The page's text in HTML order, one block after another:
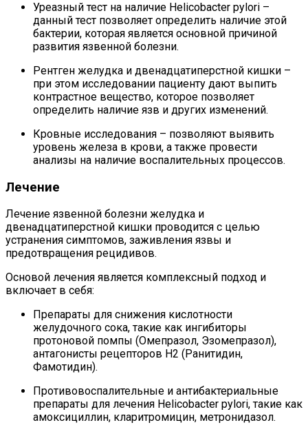
Уреазный тест на наличие Helicobacter pylori –
данный тест позволяет определить наличие этой
бактерии, которая является основной причиной
развития язвенной болезни.
Рентген желудка и двенадцатиперстной кишки –
при этом исследовании пациенту дают выпить
контрастное вещество, которое позволяет
определить наличие язв и других изменений.
Кровные исследования – позволяют выявить
уровень железа в крови, а также провести
анализы на наличие воспалительных процессов.
Лечение
Лечение язвенной болезни желудка и
двенадцатиперстной кишки проводится с целью
устранения симптомов, заживления язвы и
предотвращения рецидивов.
Основой лечения является комплексный подход и
включает в себя:
Препараты для снижения кислотности
желудочного сока, такие как ингибиторы
протоновой помпы (Омепразол, Эзомепразол),
антагонисты рецепторов H2 (Ранитидин,
Фамотидин).
Противовоспалительные и антибактериальные
препараты для лечения Helicobacter pylori, такие как
амоксициллин, кларитромицин, метронидазол.